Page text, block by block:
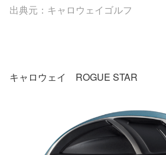
出典元：キャロウェイゴルフ
キャロウェイ ROGUE STAR